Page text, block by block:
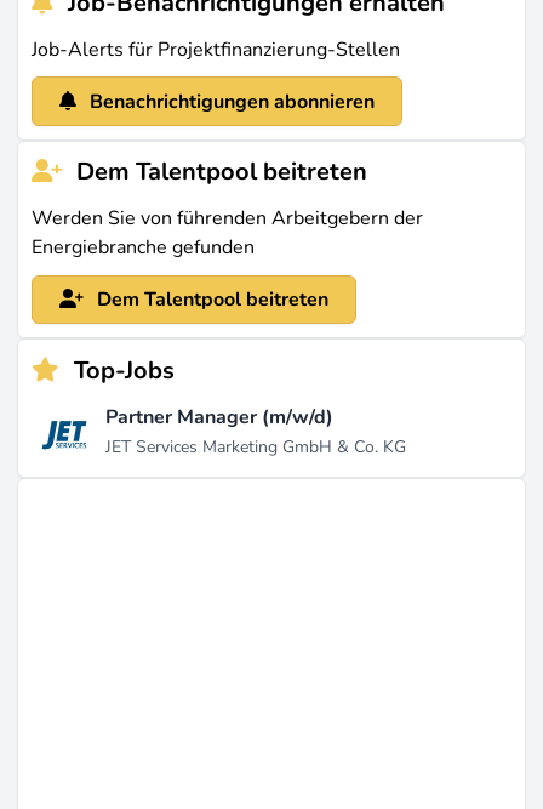
langfristiges Wachstum und direkten Klimaeffekt.
Zuletzt aktualisiert am Apr 14, 2026 |Ein Problem
melden
Job-Alerts für Projektfinanzierung-Stellen
Benachrichtigungen abonnieren
Dem Talentpool beitreten
Werden Sie von führenden Arbeitgebern der
Energiebranche gefunden
Dem Talentpool beitreten
Top-Jobs
Partner Manager (m/w/d)
JET Services Marketing GmbH & Co. KG